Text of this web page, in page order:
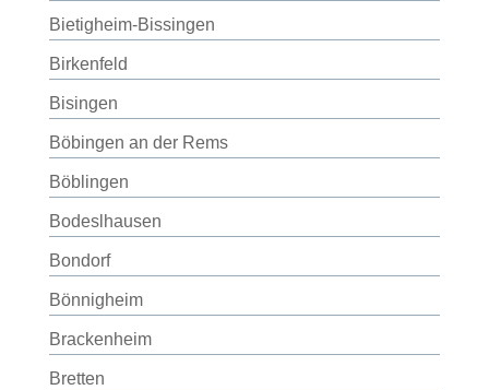
Bietigheim-Bissingen
Birkenfeld
Bisingen
Böbingen an der Rems
Böblingen
Bodeslhausen
Bondorf
Bönnigheim
Brackenheim
Bretten